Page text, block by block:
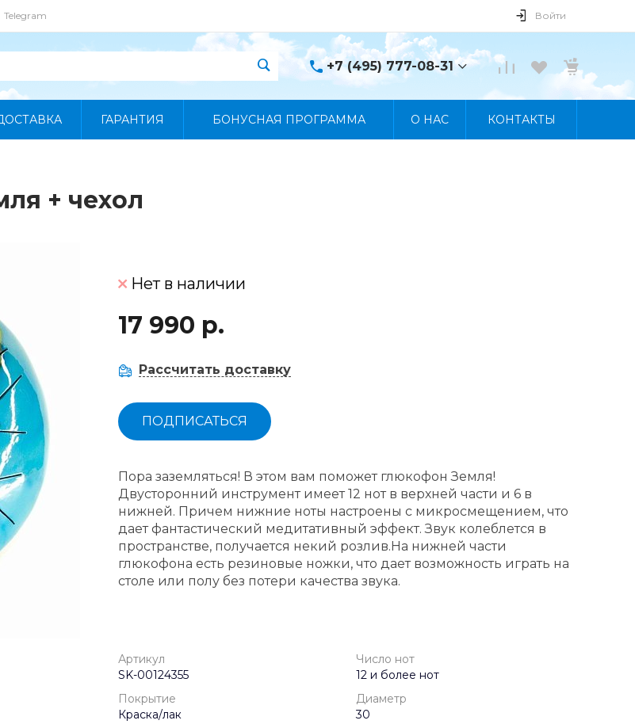
Telegram Войти
+7 (495) 777-08-31
+7 (495) 777-08-31
ГАРАНТИЯ БОНУСНАЯ ПРОГРАММА О НАС КОНТАКТЫ
+ чехол
Нет в наличии
17 990 р.
Рассчитать доставку
ПОДПИСАТЬСЯ
Пора заземляться! В этом вам поможет глюкофон Земля!
Двусторонний инструмент имеет 12 нот в верхней части и 6 в
нижней. Причем нижние ноты настроены с микросмещением, что
дает фантастический медитативный эффект. Звук колеблется в
пространстве, получается некий розлив.На нижней части
глюкофона есть резиновые ножки, что дает возможность играть на
столе или полу без потери качества звука.
Артикул
SK-00124355
Число нот
12 и более нот
Покрытие
Краска/лак
Диаметр
30